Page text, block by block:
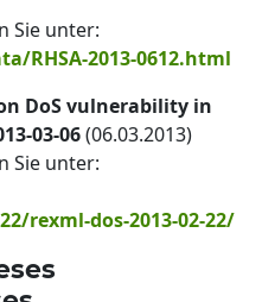
Sie unter:
RHSA-2013-0612.html
DoS vulnerability in
03-06(06.03.2013)
Sie unter:
rexml-dos-2013-02-22/